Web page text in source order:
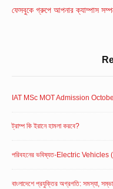
Area
ফেসবুকে গ্রুপে আপনার ক্যাম্পাস
IAT MSc MOT Admission
ট্রাম্প কি ইরানে হামলা করবে?
পরিবহনের ভবিষ্যত-Electric
বাংলাদেশে প্রযুক্তির অগ্রগতি: সমস্যা,